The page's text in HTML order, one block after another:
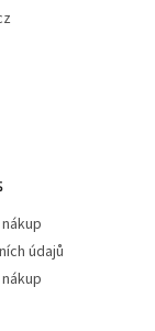
údajů